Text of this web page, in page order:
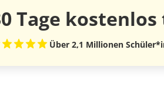
Tage kostenlos
Über 2,1 Millionen